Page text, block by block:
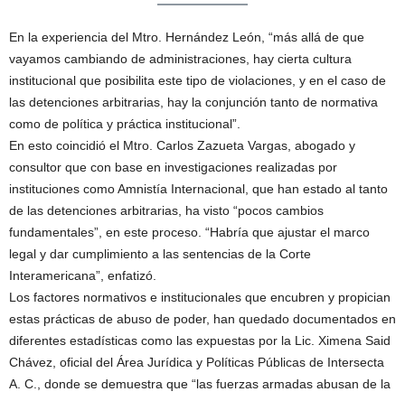
En la experiencia del Mtro. Hernández León, “más allá de que
vayamos cambiando de administraciones, hay cierta cultura
institucional que posibilita este tipo de violaciones, y en el caso de
las detenciones arbitrarias, hay la conjunción tanto de normativa
como de política y práctica institucional”.
En esto coincidió el Mtro. Carlos Zazueta Vargas, abogado y
consultor que con base en investigaciones realizadas por
instituciones como Amnistía Internacional, que han estado al tanto
de las detenciones arbitrarias, ha visto “pocos cambios
fundamentales”, en este proceso. “Habría que ajustar el marco
legal y dar cumplimiento a las sentencias de la Corte
Interamericana”, enfatizó.
Los factores normativos e institucionales que encubren y propician
estas prácticas de abuso de poder, han quedado documentados en
diferentes estadísticas como las expuestas por la Lic. Ximena Said
Chávez, oficial del Área Jurídica y Políticas Públicas de Intersecta
A. C., donde se demuestra que “las fuerzas armadas abusan de la